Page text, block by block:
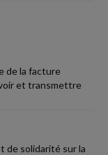
de la facture
et transmettre
de solidarité sur la